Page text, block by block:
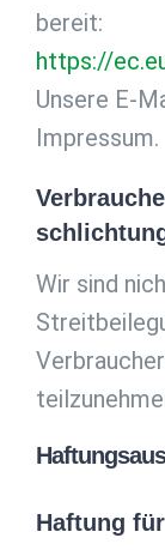
bereit:
https://
Unsere E-
Impressum.
Wir sind
Haftung